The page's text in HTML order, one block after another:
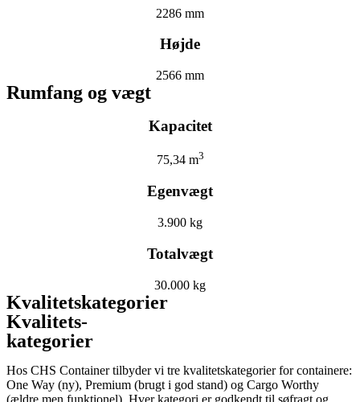
2286 mm
Højde
2566 mm
Rumfang og vægt
Kapacitet
75,34 m3
Egenvægt
3.900 kg
Totalvægt
30.000 kg
Kvalitetskategorier
Kvalitets-
kategorier
Hos CHS Container tilbyder vi tre kvalitetskategorier for containere:
One Way (ny), Premium (brugt i god stand) og Cargo Worthy
(ældre men funktionel). Hver kategori er godkendt til søfragt og